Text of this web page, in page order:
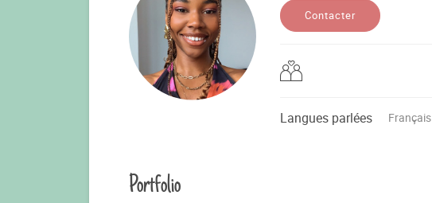
Contacter
Langues parlées Français
Portfolio